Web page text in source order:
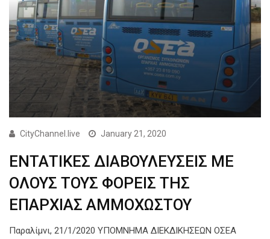
CityChannel.live January 21, 2020
ΕΝΤΑΤΙΚΕΣ ΔΙΑΒΟΥΛΕΥΣΕΙΣ ΜΕ
ΟΛΟΥΣ ΤΟΥΣ ΦΟΡΕΙΣ ΤΗΣ
ΕΠΑΡΧΙΑΣ ΑΜΜΟΧΩΣΤΟΥ
Παραλίμνι, 21/1/2020 ΥΠΟΜΝΗΜΑ ΔΙΕΚΔΙΚΗΣΕΩΝ ΟΣΕΑ